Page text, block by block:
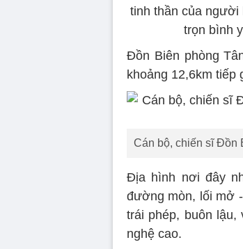
tinh thần của người
trọn bình
Đồn Biên phòng
khoảng 12,6km tiếp
Cán bộ, chiến sĩ Đồn
Địa hình nơi đây
đường mòn, lối mở
trái phép, buôn lậu,
nghệ cao.